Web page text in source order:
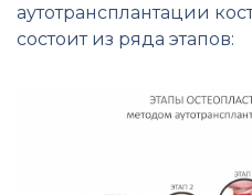
аутотрансплантации
состоит из ряда этапов: